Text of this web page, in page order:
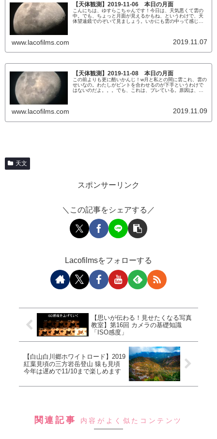
【天体観測】2019-11-06 本日の月面
こんにちは、ゆすらこちゃんです！今日は、天気悪くて雲の
中。でも、ちょっと月面が見えるかもね、というわけで、天
体望遠鏡でのぞいて見ましょう。いかにも雲の中って感じだ
んの天体観測スタイルジャンクな天体望遠鏡でジャンクに天
www.lacofilms.com 2019.11.07
【天体観測】2019-11-08 本日の月面
この前よりも更に酷いかんじ！w月と私との間に雲これ、雲の
せいなの。わたしがピントを合わせるのが下手というわけで
はないのだよ。。。でも、これは、ブレている。原因は、フ
もらった30年以上前の古スコは、2007年から愛用している
www.lacofilms.com 2019.11.09
天文
スポンサーリンク
＼この記事をシェアする／
Lacofilmsをフォローする
【思いが伝わる！見せたくなる写真
教室】第16回 カメラの基礎知識
「ISO感度」
【白山白川郷ホワイトロード】2019
紅葉見頃の三方岩岳登山 猿も見頃
今年は遅めで11/10まで楽しめます
関連記事 内容がよく似たコンテンツ